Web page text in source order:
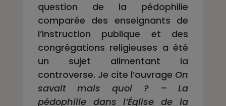
question de la pédophilie
comparée des enseignants de
l’instruction publique et des
congrégations religieuses a été
un sujet alimentant la
controverse. Je cite l’ouvrage On
savait mais quoi ? – La
pédophilie dans l’Église de la